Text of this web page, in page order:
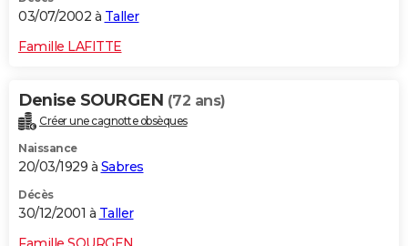
03/07/2002 à Taller
Famille LAFITTE
Denise SOURGEN (72 ans)
Créer une cagnotte obsèques
Naissance
20/03/1929 à Sabres
Décès
30/12/2001 à Taller